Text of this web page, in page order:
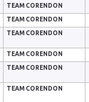
TEAM CORENDON
TEAM CORENDON
TEAM CORENDON
TEAM CORENDON
TEAM CORENDON
TEAM CORENDON